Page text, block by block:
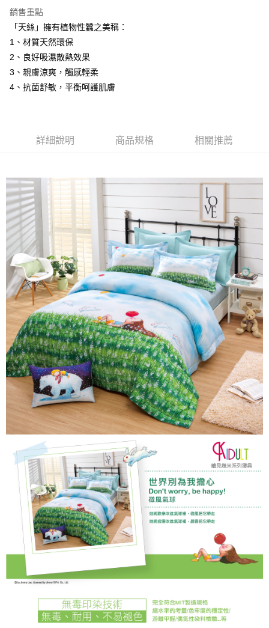
台灣樂天信用卡公司
台新國際商業銀行
台灣樂天信用卡公司
全盈+PAY
AFTEE先享後付
相關說明
【關於「AFTEE先享後付」】
AFTEE先享後付是「在收到商品之後才付款」的支付方式。 讓您購物簡單
便利好安心！
【「AFTEE先享後付」結帳流程】
２．訂單成立數日內，您將收到繳費通知簡訊。
３．收到繳費通知簡訊後14天內，點擊此簡訊中的連結，可透過四大超商／
ATM／網路銀行／等多元方式進行付款，方視為交易完成。
※ 請注意：結帳手續完成當下不需立刻繳費，但若您需要取消訂單，請聯絡
購買商品的店家。未經商家同意取消之訂單仍視為有效，需透過AFTEE先享
後付繳納相關費用。
※ 交易是否成功請以「AFTEE先享後付 」之結帳頁面顯示為準，若有關於
是否繳費成功／繳費後需取消欲退款等相關疑問，請聯繫「AFTEE先享後付
客戶支援中心」https://netprotections.freshdesk.com/support/home
【注意事項】
１．透過由恩沛科技股份有限公司提供之「AFTEE先享後付」服務完成之交
易，需依本服務之必要範圍內提供個人資料，並將交易相關給付款項請求債
權轉讓予恩沛科技股份有限公司。
２．關於個人資料處理事宜，請瀏覽以下網址：
https://aftee.tw/terms/#terms3
３．未成年的使用者請事先徵得法定代理人或監護人之同意方可使用
「AFTEE先享後付」，若未經同意申辦者引起之損失，本公司不負相關責
任。
４．使用「AFTEE先享後付」時，將依據個別帳號之用戶狀況，依本公司即
時審查核予不同之上限額度；若仍有額度不足之情形，本公司將視審查結果
請求用戶進行身份認證。
５．嚴禁一人註冊多個帳號或使用他人資訊註冊。若發現惡意使用之情形，
恩沛科技股份有限公司將有權停止該用戶之使用額度並採取法律行動。
ATM付款
每筆NT$100，滿NT$1,000(含以上)免運費
銷售重點
「天絲」擁有植物性蠶之美稱：
1、材質天然環保
2、良好吸濕散熱效果
3、親膚涼爽，觸感輕柔
4、抗菌舒敏，平衡呵護肌膚
詳細說明 商品規格 相關推薦